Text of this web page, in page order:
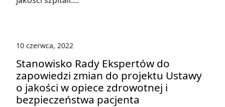
10 czerwca, 2022
Stanowisko Rady Ekspertów do
zapowiedzi zmian do projektu Ustawy
o jakości w opiece zdrowotnej i
bezpieczeństwa pacjenta